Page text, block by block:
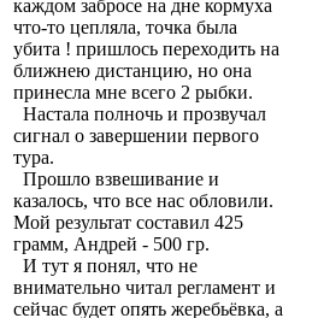
каждом забросе на дне кормуха
что-то цепляла, точка была
убита ! пришлось переходить на
ближнею дистанцию, но она
принесла мне всего 2 рыбки.
Настала полночь и прозвучал
сигнал о завершении первого
тура.
Прошло взвешивание и
казалось, что все нас обловили.
Мой результат составил 425
грамм, Андрей - 500 гр.
И тут я понял, что не
внимательно читал регламент и
сейчас будет опять жеребьёвка, а